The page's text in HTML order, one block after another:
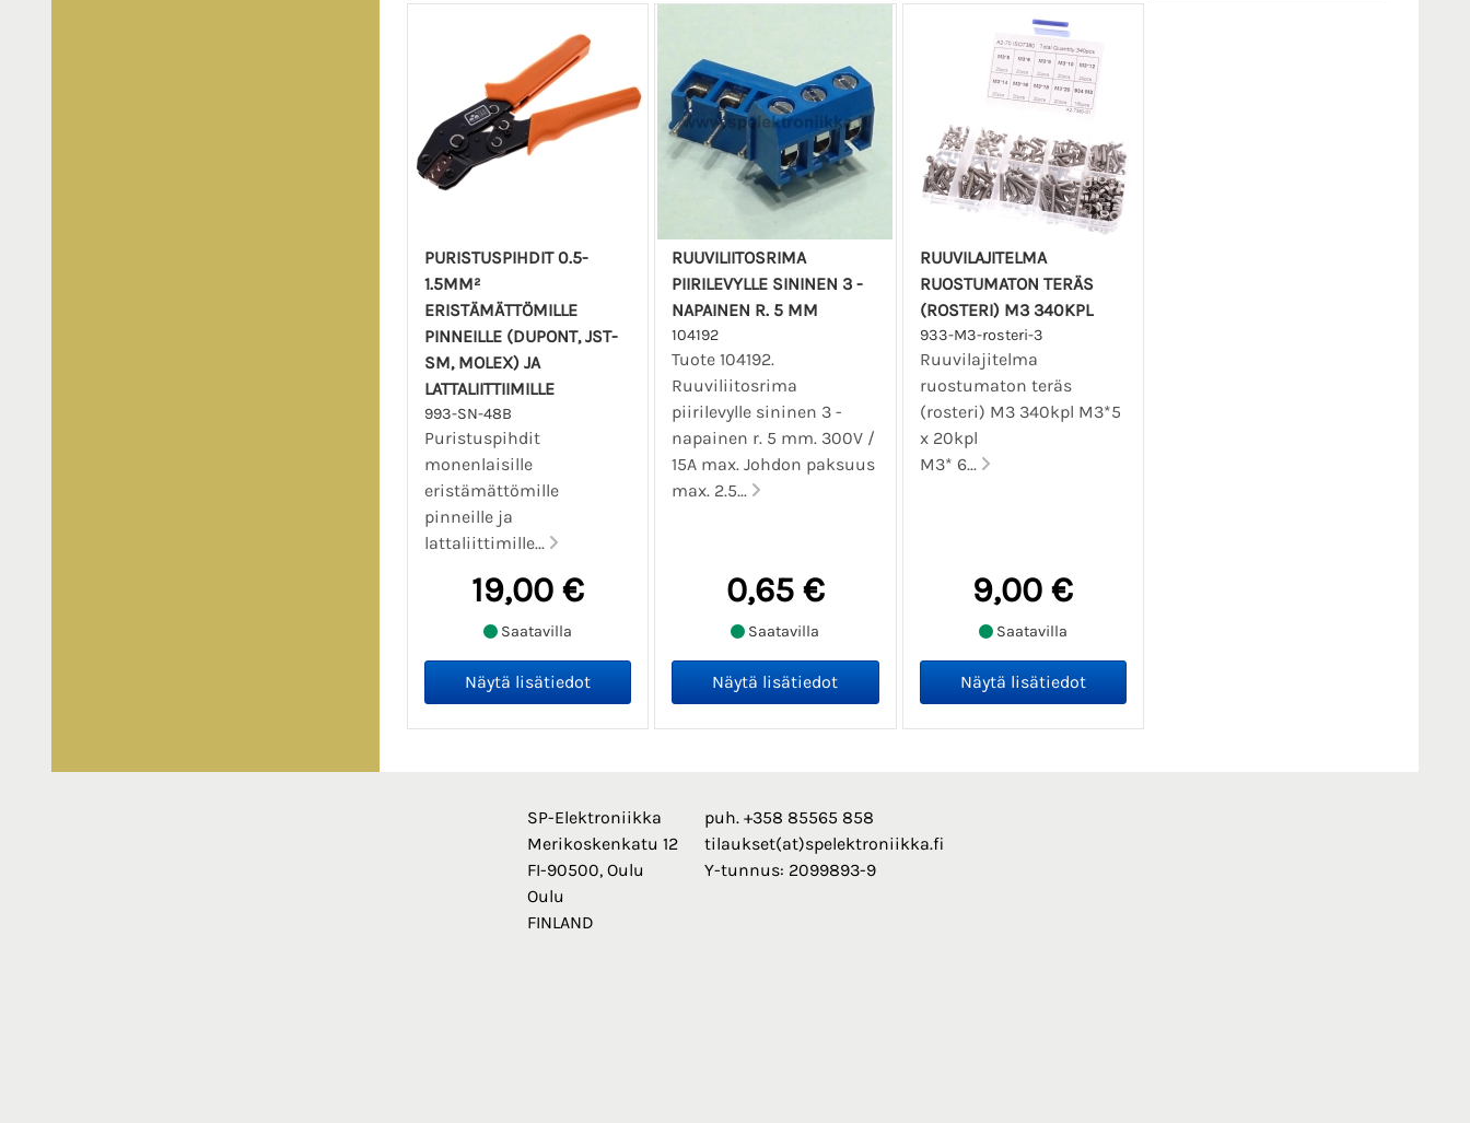
PURISTUSPIHDIT 0.5-
1.5MM²
ERISTÄMÄTTÖMILLE
PINNEILLE (DUPONT, JST-
SM, MOLEX) JA
LATTALIITTIIMILLE
993-SN-48B
Puristuspihdit
monenlaisille
eristämättömille
pinneille ja
lattaliittimille...
19,00 €
Saatavilla
RUUVILIITOSRIMA
PIIRILEVYLLE SININEN 3 -
NAPAINEN R. 5 MM
104192
Tuote 104192.
Ruuviliitosrima
piirilevylle sininen 3 -
napainen r. 5 mm. 300V /
15A max. Johdon paksuus
max. 2.5...
0,65 €
Saatavilla
RUUVILAJITELMA
RUOSTUMATON TERÄS
(ROSTERI) M3 340KPL
933-M3-rosteri-3
Ruuvilajitelma
ruostumaton teräs
(rosteri) M3 340kpl M3*5
x 20kpl
M3* 6...
9,00 €
Saatavilla
SP-Elektroniikka
Merikoskenkatu 12
FI-90500, Oulu
Oulu
FINLAND
puh. +358 85565 858
tilaukset(at)spelektroniikka.fi
Y-tunnus: 2099893-9